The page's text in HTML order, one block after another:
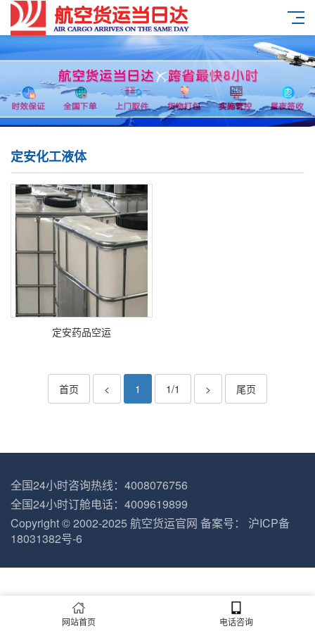
定安化工液体
定安药品空运
首页 < 1 1/1 > 尾页
全国24小时咨询热线：4008076756
全国24小时订舱电话：4009619899
Copyright © 2002-2025 航空货运官网 备案号： 沪ICP备
18031382号-6
网站首页 电话咨询